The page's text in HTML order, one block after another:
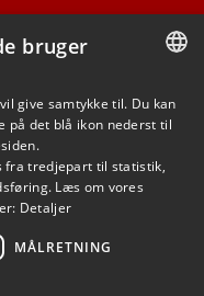
DANISH
ENGLISH
bruger
give samtykke til. Du kan
på det blå ikon nederst til
fra tredjepart til statistik,
Læs om vores
Detaljer
MÅLRETNING